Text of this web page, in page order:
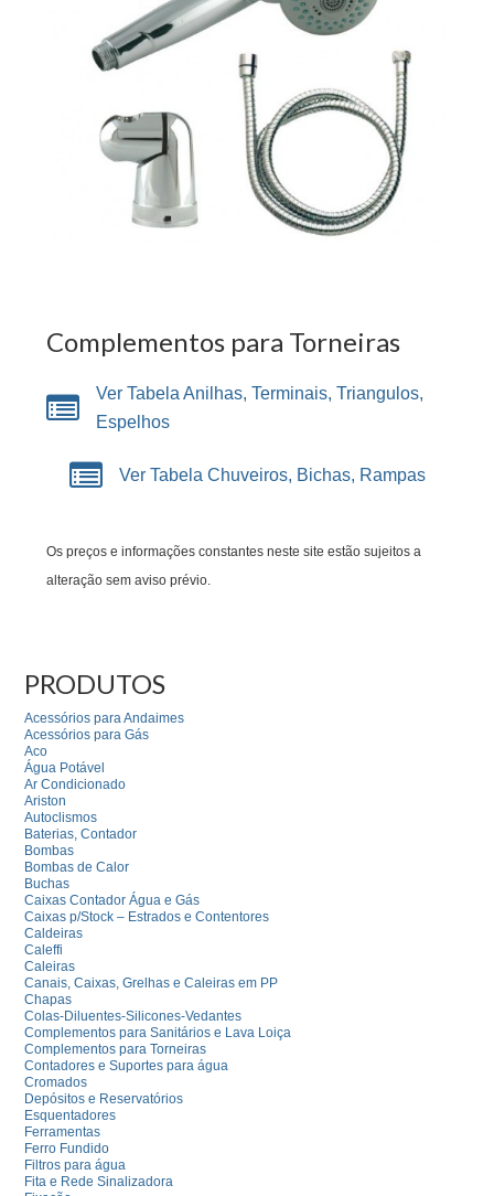
Complementos para Torneiras
Ver Tabela Anilhas, Terminais, Triangulos,
Espelhos
Ver Tabela Chuveiros, Bichas, Rampas
Os preços e informações constantes neste site estão sujeitos a
alteração sem aviso prévio.
PRODUTOS
Acessórios para Andaimes
Acessórios para Gás
Aco
Água Potável
Ar Condicionado
Ariston
Autoclismos
Baterias, Contador
Bombas
Bombas de Calor
Buchas
Caixas Contador Água e Gás
Caixas p/Stock – Estrados e Contentores
Caldeiras
Caleffi
Caleiras
Canais, Caixas, Grelhas e Caleiras em PP
Chapas
Colas-Diluentes-Silicones-Vedantes
Complementos para Sanitários e Lava Loiça
Complementos para Torneiras
Contadores e Suportes para água
Cromados
Depósitos e Reservatórios
Esquentadores
Ferramentas
Ferro Fundido
Filtros para água
Fita e Rede Sinalizadora